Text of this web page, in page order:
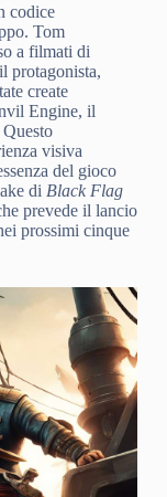
codice
Tom
a filmati di
protagonista,
create
Engine, il
visiva
del gioco
di Black Flag
prevede il lancio
prossimi cinque